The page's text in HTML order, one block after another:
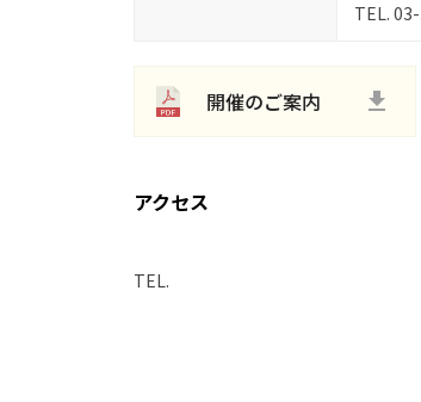
TEL.
開催のご案内
アクセス
TEL.